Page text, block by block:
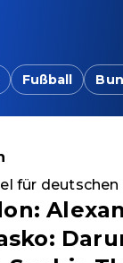
Fußball
für deutschen